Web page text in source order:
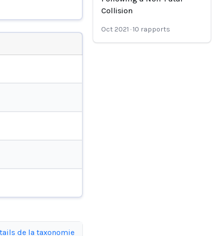
de la taxonomie
Collision
Oct 2021 ·10 rapports